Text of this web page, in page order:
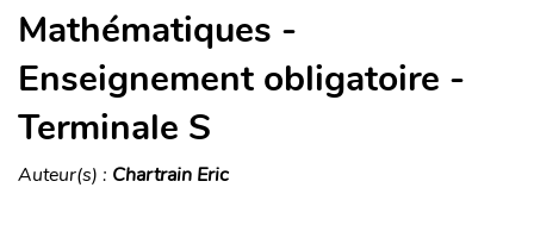
Mathématiques -
Enseignement obligatoire -
Terminale S
Auteur(s) : Chartrain Eric